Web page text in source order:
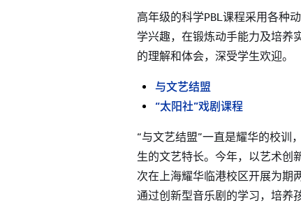
高年级的科学PBL课程采用各种
学兴趣，在锻炼动手能力及培养
的理解和体会，深受学生欢迎。
与文艺结盟
“太阳社”戏剧课程
“与文艺结盟”一直是耀华的校训
生的文艺特长。今年，以艺术创
次在上海耀华临港校区开展为期
通过创新型音乐剧的学习，培养